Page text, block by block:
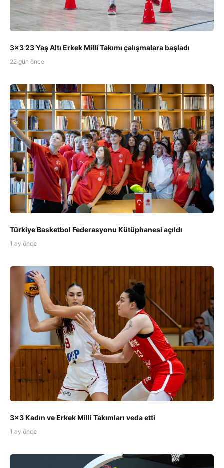
3x3 23 Yaş Altı Erkek Milli Takımı çalışmalara başladı
22 gün önce
Türkiye Basketbol Federasyonu Kütüphanesi açıldı
1 ay önce
3x3 Kadın ve Erkek Milli Takımları veda etti
1 ay önce